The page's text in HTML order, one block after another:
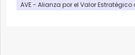
AVE - Alianza por el Valor